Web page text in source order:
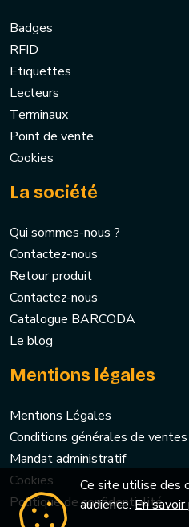
Badges
RFID
Etiquettes
Lecteurs
Terminaux
Point de vente
Cookies
La société
Qui sommes-nous ?
Contactez-nous
Retour produit
Contactez-nous
Catalogue BARCODA
Le blog
Mentions légales
Mentions Légales
Conditions générales de ventes
Mandat administratif
Cookies
Politique de confidentialité
Ce site utilise des
audience.En